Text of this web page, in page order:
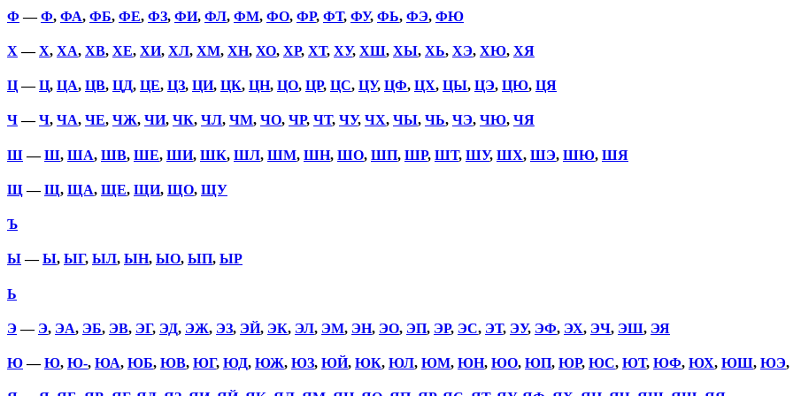
Ф —Ф, ФА, ФБ, ФЕ, ФЗ, ФИ, ФЛ, ФМ, ФО, ФР, ФТ, ФУ, ФЬ, ФЭ, ФЮ
Х —Х, ХА, ХВ, ХЕ, ХИ, ХЛ, ХМ, ХН, ХО, ХР, ХТ, ХУ, ХШ, ХЫ, ХЬ, ХЭ, ХЮ, ХЯ
Ц—Ц, ЦА, ЦВ, ЦД, ЦЕ, ЦЗ, ЦИ, ЦК, ЦН, ЦО, ЦР, ЦС, ЦУ, ЦФ, ЦХ, ЦЫ, ЦЭ, ЦЮ, ЦЯ
Ч—Ч, ЧА, ЧЕ, ЧЖ, ЧИ, ЧК, ЧЛ, ЧМ, ЧО, ЧР, ЧТ, ЧУ, ЧХ, ЧЫ, ЧЬ, ЧЭ, ЧЮ, ЧЯ
Ш—Ш, ША, ШВ, ШЕ, ШИ, ШК, ШЛ, ШМ, ШН, ШО, ШП, ШР, ШТ, ШУ, ШХ, ШЭ, ШЮ, ШЯ
Щ —Щ, ЩА, ЩЕ, ЩИ, ЩО, ЩУ
Ъ
Ы—Ы, ЫГ, ЫЛ, ЫН, ЫО, ЫП, ЫР
Ь
Э— Э, ЭА, ЭБ, ЭВ, ЭГ, ЭД, ЭЖ, ЭЗ, ЭЙ, ЭК, ЭЛ, ЭМ, ЭН, ЭО, ЭП, ЭР, ЭС, ЭТ, ЭУ, ЭФ, ЭХ, ЭЧ, ЭШ, ЭЯ
Ю—Ю, Ю-, ЮА, ЮБ, ЮВ, ЮГ, ЮД, ЮЖ, ЮЗ, ЮЙ, ЮК, ЮЛ, ЮМ, ЮН, ЮО, ЮП, ЮР, ЮС, ЮТ, ЮФ, ЮХ, ЮШ, ЮЭ,